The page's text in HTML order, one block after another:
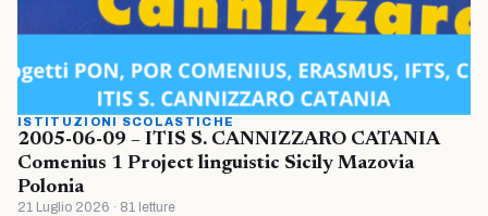
ISTITUZIONI SCOLASTICHE
2005-06-09 – ITIS S. CANNIZZARO CATANIA
Comenius 1 Project linguistic Sicily Mazovia
Polonia
21 Luglio 2026 · 81 letture